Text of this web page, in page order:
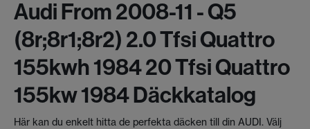
Audi From 2008-11 - Q5
(8r;8r1;8r2) 2.0 Tfsi Quattro
155kwh 1984 20 Tfsi Quattro
155kw 1984 Däckkatalog
Här kan du enkelt hitta de perfekta däcken till din AUDI. Välj